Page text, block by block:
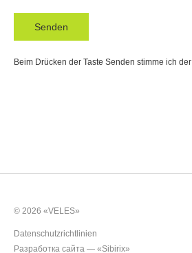
Senden
Beim Drücken der Taste Senden stimme ich der
© 2026 «VELES»
Datenschutzrichtlinien
Разработка сайта — «Sibirix»